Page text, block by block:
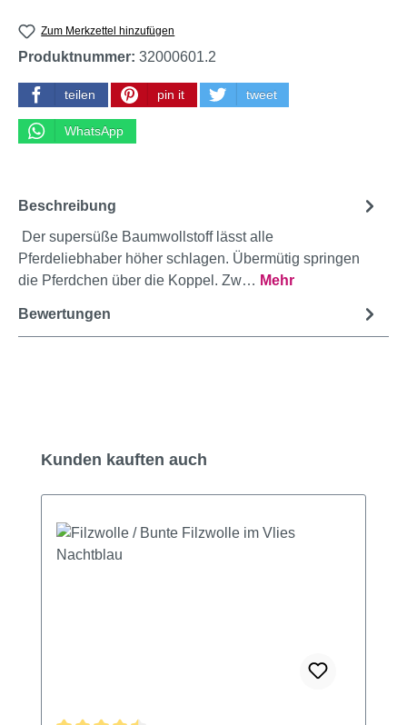
Zum Merkzettel hinzufügen
Produktnummer: 32000601.2
teilen pin it tweet
WhatsApp
Beschreibung
Der supersüße Baumwollstoff lässt alle
Pferdeliebhaber höher schlagen. Übermütig springen
die Pferdchen über die Koppel. Zw… Mehr
Bewertungen
Produktgalerie überspringen
Kunden kauften auch